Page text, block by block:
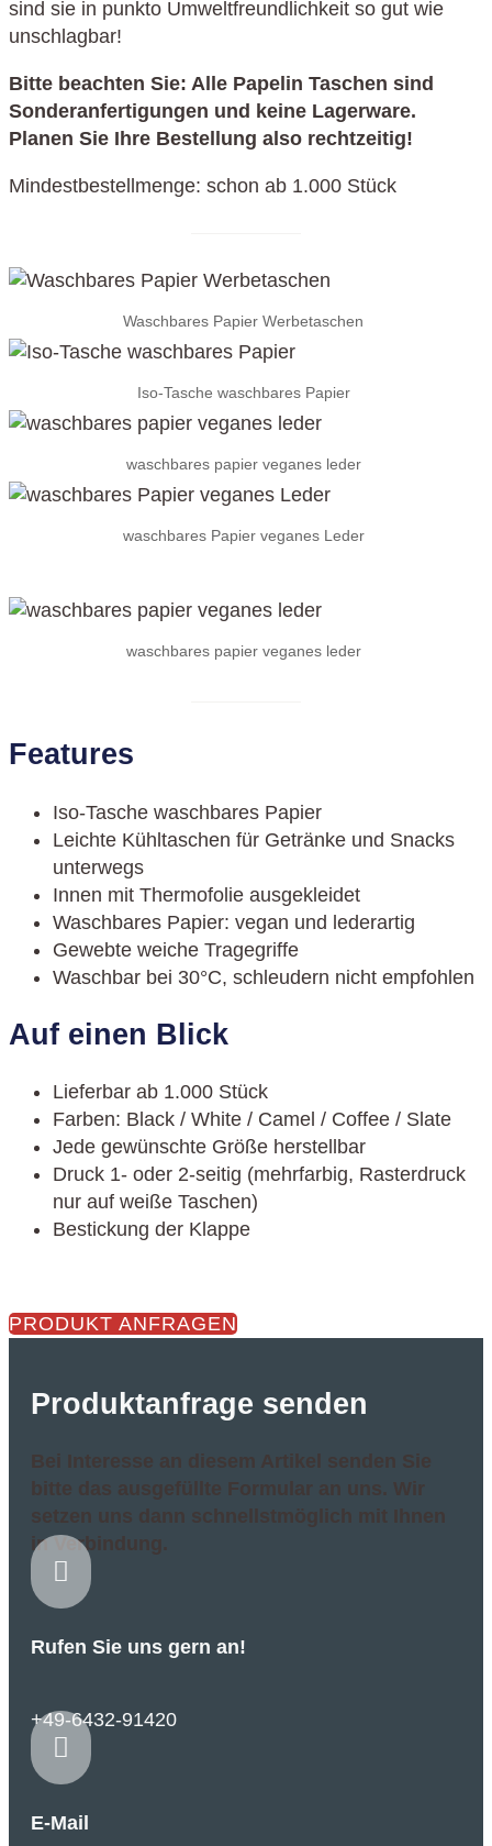
sind sie in punkto Umweltfreundlichkeit so gut wie
unschlagbar!
Bitte beachten Sie: Alle Papelin Taschen sind
Sonderanfertigungen und keine Lagerware.
Planen Sie Ihre Bestellung also rechtzeitig!
Mindestbestellmenge: schon ab 1.000 Stück
Waschbares Papier Werbetaschen
Iso-Tasche waschbares Papier
waschbares papier veganes leder
waschbares Papier veganes Leder
waschbares papier veganes leder
Features
Iso-Tasche waschbares Papier
Leichte Kühltaschen für Getränke und Snacks
unterwegs
Innen mit Thermofolie ausgekleidet
Waschbares Papier: vegan und lederartig
Gewebte weiche Tragegriffe
Waschbar bei 30°C, schleudern nicht empfohlen
Auf einen Blick
Lieferbar ab 1.000 Stück
Farben: Black / White / Camel / Coffee / Slate
Jede gewünschte Größe herstellbar
Druck 1- oder 2-seitig (mehrfarbig, Rasterdruck
nur auf weiße Taschen)
Bestickung der Klappe
PRODUKT ANFRAGEN
Produktanfrage senden
Bei Interesse an diesem Artikel senden Sie
bitte das ausgefüllte Formular an uns. Wir
setzen uns dann schnellstmöglich mit Ihnen
in Verbindung.

Rufen Sie uns gern an!
+49-6432-91420

E-Mail